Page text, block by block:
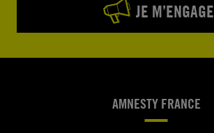
JE M’ENGAGE
AMNESTY FRANCE